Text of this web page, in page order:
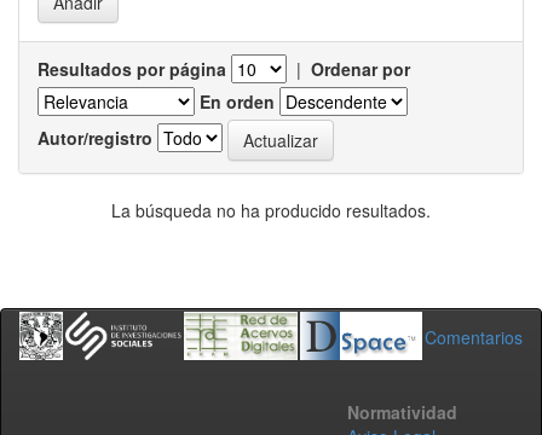
Resultados por página | Ordenar por
En orden
Autor/registro
La búsqueda no ha producido resultados.
Comentarios
Normatividad